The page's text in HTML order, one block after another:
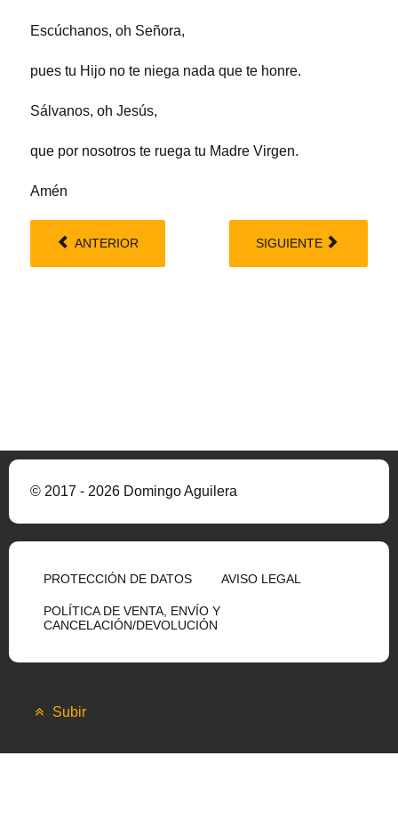
Escúchanos, oh Señora,
pues tu Hijo no te niega nada que te honre.
Sálvanos, oh Jesús,
que por nosotros te ruega tu Madre Virgen.
Amén
ANTERIOR SIGUIENTE
© 2017 - 2026 Domingo Aguilera
PROTECCIÓN DE DATOS AVISO LEGAL
POLÍTICA DE VENTA, ENVÍO Y
CANCELACIÓN/DEVOLUCIÓN
Subir